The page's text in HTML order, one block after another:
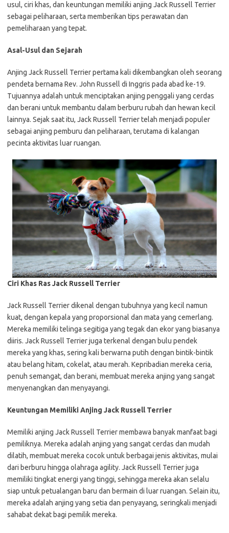
usul, ciri khas, dan keuntungan memiliki anjing Jack Russell Terrier
sebagai peliharaan, serta memberikan tips perawatan dan
pemeliharaan yang tepat.
Asal-Usul dan Sejarah
Anjing Jack Russell Terrier pertama kali dikembangkan oleh seorang
pendeta bernama Rev. John Russell di Inggris pada abad ke-19.
Tujuannya adalah untuk menciptakan anjing penggali yang cerdas
dan berani untuk membantu dalam berburu rubah dan hewan kecil
lainnya. Sejak saat itu, Jack Russell Terrier telah menjadi populer
sebagai anjing pemburu dan peliharaan, terutama di kalangan
pecinta aktivitas luar ruangan.
Ciri Khas Ras Jack Russell Terrier
Jack Russell Terrier dikenal dengan tubuhnya yang kecil namun
kuat, dengan kepala yang proporsional dan mata yang cemerlang.
Mereka memiliki telinga segitiga yang tegak dan ekor yang biasanya
diiris. Jack Russell Terrier juga terkenal dengan bulu pendek
mereka yang khas, sering kali berwarna putih dengan bintik-bintik
atau belang hitam, cokelat, atau merah. Kepribadian mereka ceria,
penuh semangat, dan berani, membuat mereka anjing yang sangat
menyenangkan dan menyayangi.
Keuntungan Memiliki Anjing Jack Russell Terrier
Memiliki anjing Jack Russell Terrier membawa banyak manfaat bagi
pemiliknya. Mereka adalah anjing yang sangat cerdas dan mudah
dilatih, membuat mereka cocok untuk berbagai jenis aktivitas, mulai
dari berburu hingga olahraga agility. Jack Russell Terrier juga
memiliki tingkat energi yang tinggi, sehingga mereka akan selalu
siap untuk petualangan baru dan bermain di luar ruangan. Selain itu,
mereka adalah anjing yang setia dan penyayang, seringkali menjadi
sahabat dekat bagi pemilik mereka.